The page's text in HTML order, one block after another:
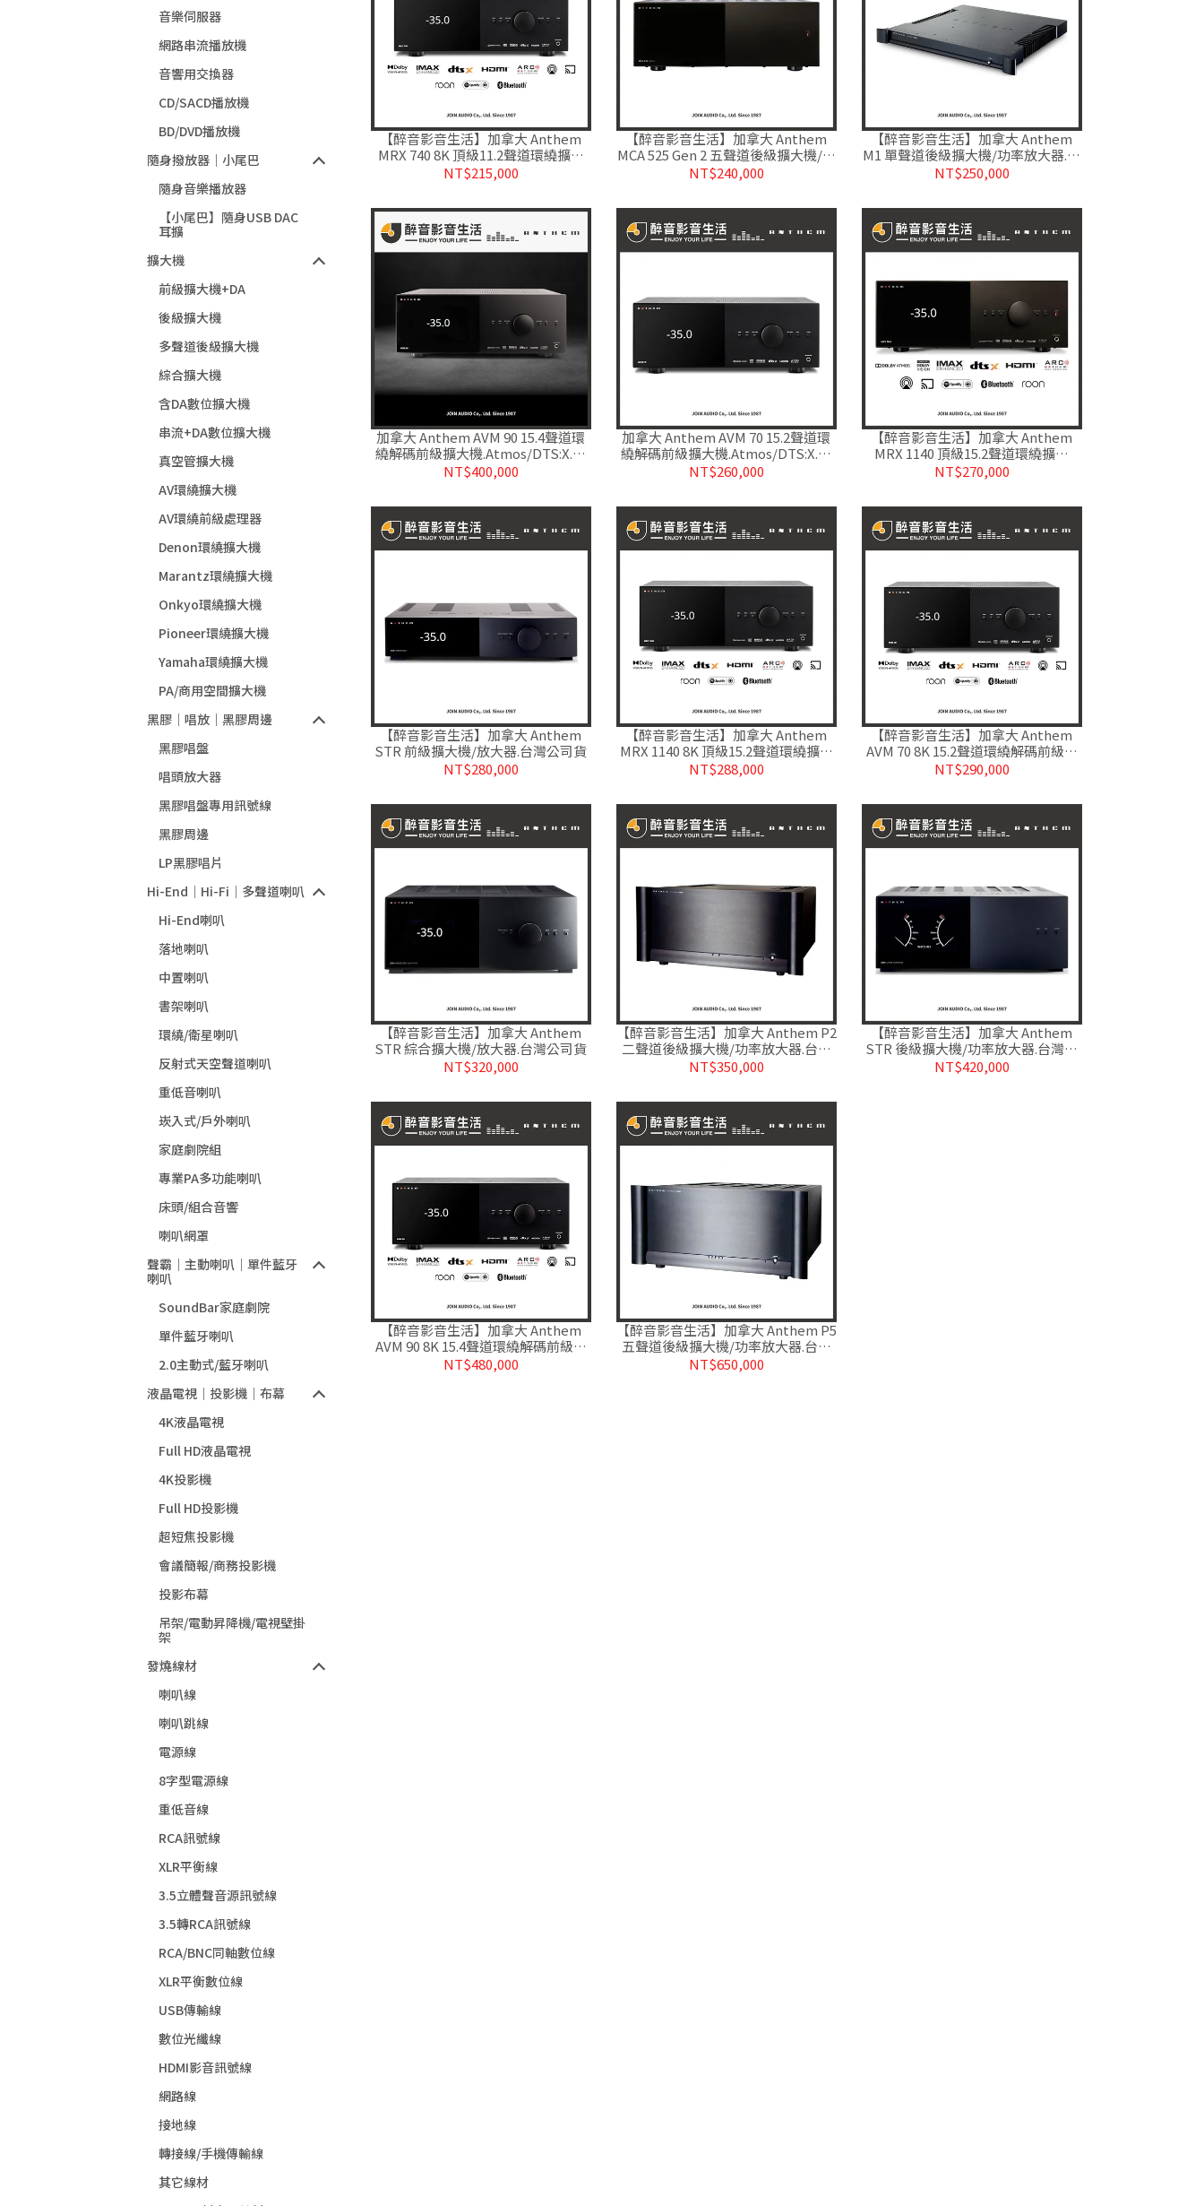
音樂伺服器
網路串流播放機
音響用交換器
CD/SACD播放機
BD/DVD播放機
隨身撥放器｜小尾巴
隨身音樂播放器
【小尾巴】隨身USB DAC
耳擴
擴大機
前級擴大機+DA
後級擴大機
多聲道後級擴大機
綜合擴大機
含DA數位擴大機
串流+DA數位擴大機
真空管擴大機
AV環繞擴大機
AV環繞前級處理器
Denon環繞擴大機
Marantz環繞擴大機
Onkyo環繞擴大機
Pioneer環繞擴大機
Yamaha環繞擴大機
PA/商用空間擴大機
黑膠｜唱放｜黑膠周邊
黑膠唱盤
唱頭放大器
黑膠唱盤專用訊號線
黑膠周邊
LP黑膠唱片
Hi-End｜Hi-Fi｜多聲道喇叭
Hi-End喇叭
落地喇叭
中置喇叭
書架喇叭
環繞/衛星喇叭
反射式天空聲道喇叭
重低音喇叭
崁入式/戶外喇叭
家庭劇院組
專業PA多功能喇叭
床頭/組合音響
喇叭網罩
聲霸｜主動喇叭｜單件藍牙
喇叭
SoundBar家庭劇院
單件藍牙喇叭
2.0主動式/藍牙喇叭
液晶電視｜投影機｜布幕
4K液晶電視
Full HD液晶電視
4K投影機
Full HD投影機
超短焦投影機
會議簡報/商務投影機
投影布幕
吊架/電動昇降機/電視壁掛
架
發燒線材
喇叭線
喇叭跳線
電源線
8字型電源線
重低音線
RCA訊號線
XLR平衡線
3.5立體聲音源訊號線
3.5轉RCA訊號線
RCA/BNC同軸數位線
XLR平衡數位線
USB傳輸線
數位光纖線
HDMI影音訊號線
網路線
接地線
轉接線/手機傳輸線
其它線材
【醉音影音生活】加拿大 Anthem
MRX 740 8K 頂級11.2聲道環繞擴大
機.ARC自動空間校正.台灣公司貨
NT$215,000
【醉音影音生活】加拿大 Anthem
MCA 525 Gen 2 五聲道後級擴大機/功
率放大器.台灣公司貨
NT$240,000
【醉音影音生活】加拿大 Anthem
M1 單聲道後級擴大機/功率放大器.台
灣公司貨
NT$250,000
加拿大 Anthem AVM 90 15.4聲道環
繞解碼前級擴大機.Atmos/DTS:X.台
灣公司貨
NT$400,000
加拿大 Anthem AVM 70 15.2聲道環
繞解碼前級擴大機.Atmos/DTS:X.台
灣公司貨
NT$260,000
【醉音影音生活】加拿大 Anthem
MRX 1140 頂級15.2聲道環繞擴大
機.ARC自動空間校正.台灣公司貨
NT$270,000
【醉音影音生活】加拿大 Anthem
STR 前級擴大機/放大器.台灣公司貨
NT$280,000
【醉音影音生活】加拿大 Anthem
MRX 1140 8K 頂級15.2聲道環繞擴大
機.ARC自動空間校正.台灣公司貨
NT$288,000
【醉音影音生活】加拿大 Anthem
AVM 70 8K 15.2聲道環繞解碼前級擴
大機.Atmos/DTS:X.公司貨
NT$290,000
【醉音影音生活】加拿大 Anthem
STR 綜合擴大機/放大器.台灣公司貨
NT$320,000
【醉音影音生活】加拿大 Anthem P2
二聲道後級擴大機/功率放大器.台灣
公司貨
NT$350,000
【醉音影音生活】加拿大 Anthem
STR 後級擴大機/功率放大器.台灣公
司貨
NT$420,000
【醉音影音生活】加拿大 Anthem
AVM 90 8K 15.4聲道環繞解碼前級擴
大機.Atmos/DTS:X.公司貨
NT$480,000
【醉音影音生活】加拿大 Anthem P5
五聲道後級擴大機/功率放大器.台灣
公司貨
NT$650,000